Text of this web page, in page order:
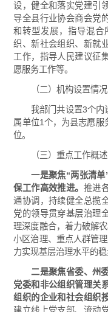
设，健全和落实党建引
导全县行业协会商会党
和转型发展，指导混合
织、新社会组织、新就
工作，指导人民建议征
愿服务工作等。
（二）机构设置情况
我部门共设置3个内
属单位1个，为县志愿服
位。
（三）重点工作概述
一是聚焦“两张清
保工作高效推进。 推进
通协调，持续健全总揽
党的领导贯穿基层治理
理深度融合，着力破解
小区治理、重点人群管
力实现基层治理水平的
二是聚焦省委、州
党委和非公组织管理关
组织的企业和社会组织